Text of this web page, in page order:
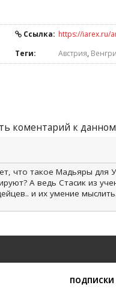
Ссылка: https://iarex.ru/
Теги: Австрия,
коментарий к
что такое Мадьяры для
А ведь Стасик из
и их умение
ПОДПИСКИ